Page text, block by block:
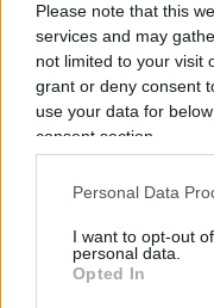
Please note that this
services and may
not limited to your visit
grant or deny consent
use your data for
consent section.
Personal Data
I want to opt-out
personal data.
Opted In
kirchnerismo, ma
stampo
responsabili di
ad oggi sembrava
propone non è un
” in versione
Un nuovo